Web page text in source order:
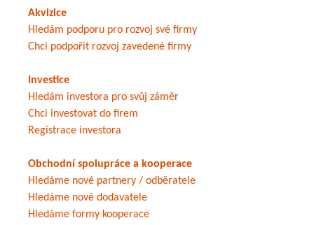
Akvizice
Hledám podporu pro rozvoj své firmy
Chci podpořit rozvoj zavedené firmy
Investice
Hledám investora pro svůj záměr
Chci investovat do firem
Registrace investora
Obchodní spolupráce a kooperace
Hledáme nové partnery / odběratele
Hledáme nové dodavatele
Hledáme formy kooperace